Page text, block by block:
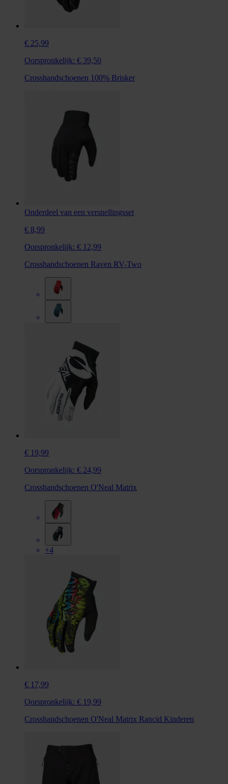
€ 25,99
Oorspronkelijk: € 39,50
Crosshandschoenen 100% Brisker
Onderdeel van een versnellingsset
€ 8,99
Oorspronkelijk: € 12,99
Crosshandschoenen Raven RV-Two
€ 19,99
Oorspronkelijk: € 24,99
Crosshandschoenen O'Neal Matrix
+4
€ 17,99
Oorspronkelijk: € 19,99
Crosshandschoenen O'Neal Matrix Rancid Kinderen